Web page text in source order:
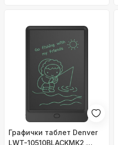
Графички таблет Denver
LWT-10510BLACKMK2,